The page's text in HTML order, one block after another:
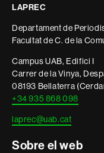
informació
legal
LAPREC
Departament de
Facultat de C. de la
Campus UAB, Edifici I
Carrer de la Vinya,
08193 Bellaterra
+34 935 868 098
laprec@uab.cat
Sobre el web